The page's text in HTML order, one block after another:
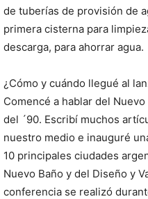
de tuberías de provisión de
primera cisterna para
descarga, para ahorrar agua.
¿Cómo y cuándo llegué al
Comencé a hablar del
del ´90. Escribí muchos
nuestro medio e inauguré
10 principales ciudades
Nuevo Baño y del Diseño y
conferencia se realizó